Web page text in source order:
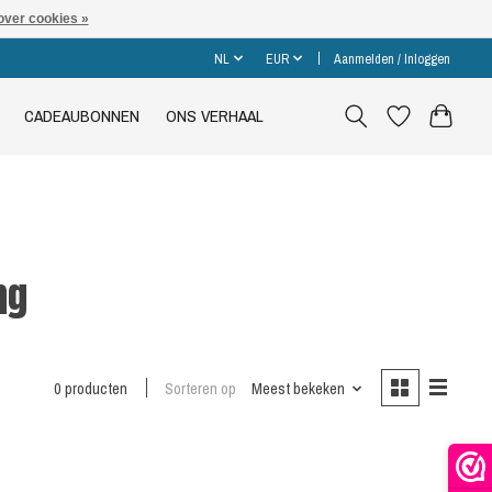
NL EUR Aanmelden / Inloggen
CADEAUBONNEN ONS VERHAAL
0 producten Sorteren op Meest bekeken
cookies »